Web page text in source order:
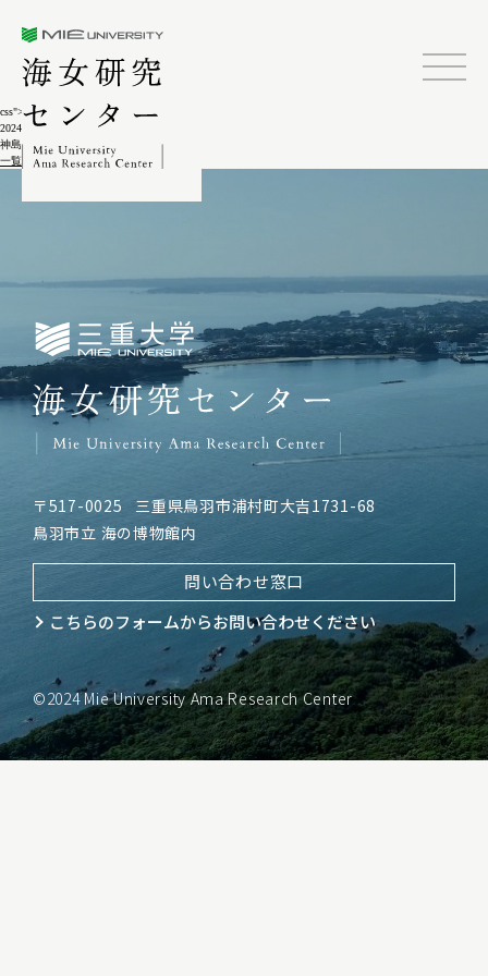
css">
2024.02.04
神島ゲーター祭(神島の景観)7-4
一覧に戻る
三重大学海女研究センター
〒517-0025
三重県鳥羽市浦村町大吉1731-68
鳥羽市立 海の博物館内
問い合わせ窓口
こちらのフォームからお問い合わせください
©2024 Mie University Ama Research Center